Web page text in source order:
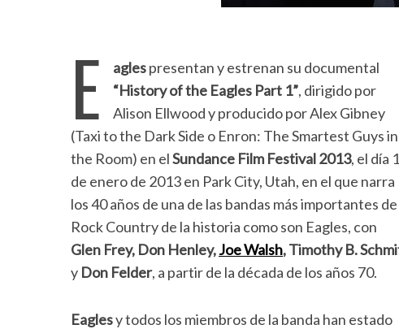
E aglespresentan y estrenan su documental
“History of the Eagles Part 1”, dirigido por
Alison Ellwood y producido por Alex Gibney
(Taxi to the Dark Side o Enron: The Smartest Guys in
the Room) en elSundance Film Festival 2013, el día
de enero de 2013 en Park City, Utah, en el que narra
los 40 años de una de las bandas más importantes de
Rock Country de la historia como son Eagles, con
Glen Frey, Don Henley,Joe Walsh, Timothy B.
y Don Felder, a partir de la década de los años 70.
Eaglesy todos los miembros de la banda han estado